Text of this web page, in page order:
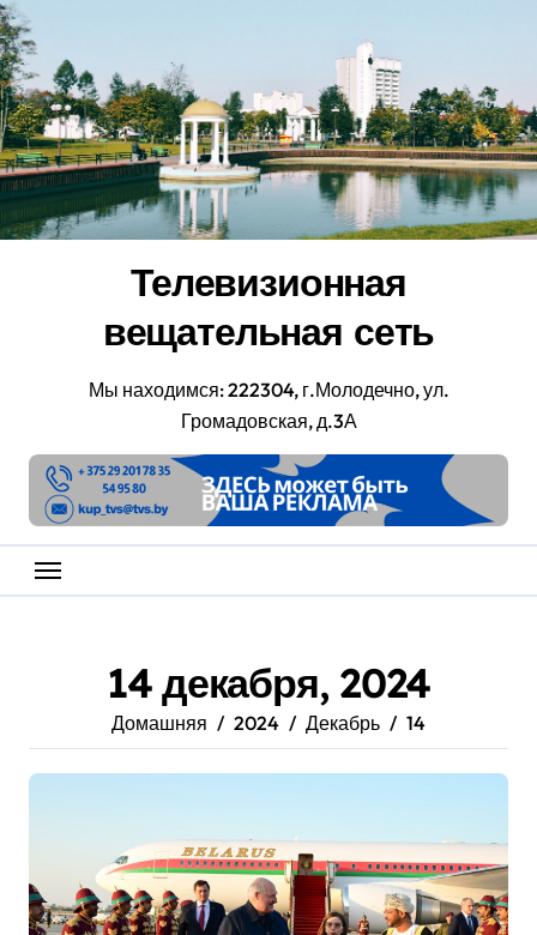
Перейти
к
содержанию
Телевизионная
вещательная сеть
Мы находимся: 222304, г.Молодечно, ул.
Громадовская, д.3А
14 декабря, 2024
Домашняя 2024 Декабрь 14